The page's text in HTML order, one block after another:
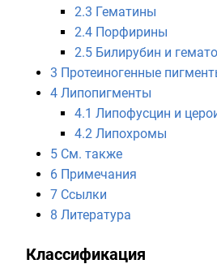
2.3 Гематины
2.4 Порфирины
2.5 Билирубин и
3 Протеиногенные
4 Липопигменты
4.1 Липофусцин и
4.2 Липохромы
5 См. также
6 Примечания
7 Ссылки
8 Литература
Классификация